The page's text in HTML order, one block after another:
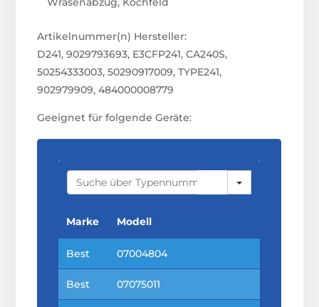
Artikelnummer(n) Hersteller:
D241, 9029793693, E3CFP241, CA240S,
50254333003, 50290917009, TYPE241,
902979909, 484000008779
Geeignet für folgende Geräte:
S
A
C
H
Marke Modell
Best 07004804
Best 07075011